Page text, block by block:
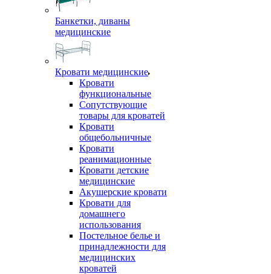
Банкетки, диваны
медицинские
Кровати медицинские
Кровати
функциональные
Сопутствующие
товары для кроватей
Кровати
общебольничные
Кровати
реанимационные
Кровати детские
медицинские
Акушерские кровати
Кровати для
домашнего
использования
Постельное белье и
принадлежности для
медицинских
кроватей